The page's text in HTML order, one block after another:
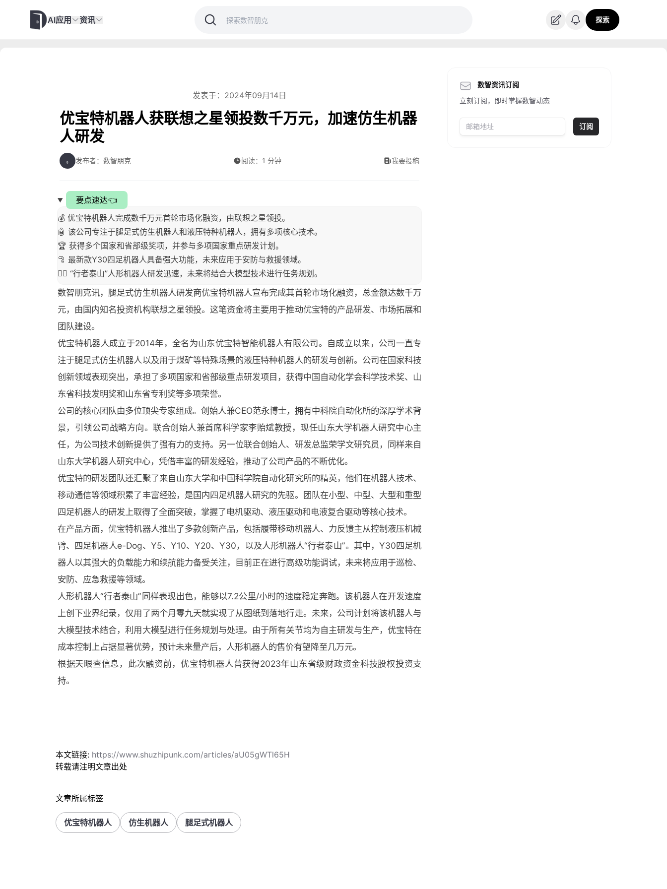
AI应用 资讯 探索
发表于：2024年09月14日
优宝特机器人获联想之星领投数千万元，加速仿生机器
人研发
发布者：数智朋克 阅读：1 分钟 我要投稿
要点速达👈
💰 优宝特机器人完成数千万元首轮市场化融资，由联想之星领投。
🤖 该公司专注于腿足式仿生机器人和液压特种机器人，拥有多项核心技术。
🏆 获得多个国家和省部级奖项，并参与多项国家重点研发计划。
🦿 最新款Y30四足机器人具备强大功能，未来应用于安防与救援领域。
🏃‍♂️ “行者泰山”人形机器人研发迅速，未来将结合大模型技术进行任务规划。
数智朋克讯，腿足式仿生机器人研发商优宝特机器人宣布完成其首轮市场化融资，总金额达数千万
元，由国内知名投资机构联想之星领投。这笔资金将主要用于推动优宝特的产品研发、市场拓展和
团队建设。
优宝特机器人成立于2014年，全名为山东优宝特智能机器人有限公司。自成立以来，公司一直专
注于腿足式仿生机器人以及用于煤矿等特殊场景的液压特种机器人的研发与创新。公司在国家科技
创新领域表现突出，承担了多项国家和省部级重点研发项目，获得中国自动化学会科学技术奖、山
东省科技发明奖和山东省专利奖等多项荣誉。
公司的核心团队由多位顶尖专家组成。创始人兼CEO范永博士，拥有中科院自动化所的深厚学术背
景，引领公司战略方向。联合创始人兼首席科学家李贻斌教授，现任山东大学机器人研究中心主
任，为公司技术创新提供了强有力的支持。另一位联合创始人、研发总监荣学文研究员，同样来自
山东大学机器人研究中心，凭借丰富的研发经验，推动了公司产品的不断优化。
优宝特的研发团队还汇聚了来自山东大学和中国科学院自动化研究所的精英，他们在机器人技术、
移动通信等领域积累了丰富经验，是国内四足机器人研究的先驱。团队在小型、中型、大型和重型
四足机器人的研发上取得了全面突破，掌握了电机驱动、液压驱动和电液复合驱动等核心技术。
在产品方面，优宝特机器人推出了多款创新产品，包括履带移动机器人、力反馈主从控制液压机械
臂、四足机器人e-Dog、Y5、Y10、Y20、Y30，以及人形机器人“行者泰山”。其中，Y30四足机
器人以其强大的负载能力和续航能力备受关注，目前正在进行高级功能调试，未来将应用于巡检、
安防、应急救援等领域。
人形机器人“行者泰山”同样表现出色，能够以7.2公里/小时的速度稳定奔跑。该机器人在开发速度
上创下业界纪录，仅用了两个月零九天就实现了从图纸到落地行走。未来，公司计划将该机器人与
大模型技术结合，利用大模型进行任务规划与处理。由于所有关节均为自主研发与生产，优宝特在
成本控制上占据显著优势，预计未来量产后，人形机器人的售价有望降至几万元。
根据天眼查信息，此次融资前，优宝特机器人曾获得2023年山东省级财政资金科技股权投资支
持。
数智资讯订阅
立刻订阅，即时掌握数智动态
订阅
本文链接: https://www.shuzhipunk.com/articles/aU05gWTl65H
转载请注明文章出处
文章所属标签
优宝特机器人 仿生机器人 腿足式机器人